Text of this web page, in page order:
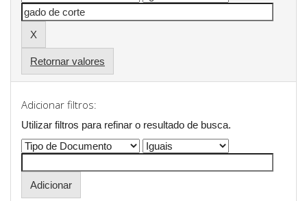
Retornar valores
Adicionar filtros:
Utilizar filtros para refinar o resultado de busca.